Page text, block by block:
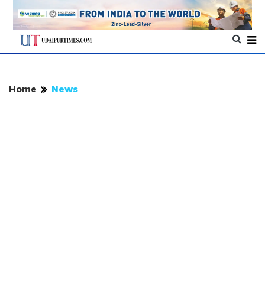
Home News